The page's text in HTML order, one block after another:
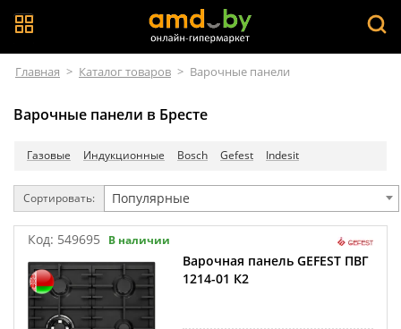
Главная > Каталог товаров > Варочные панели
Варочные панели в Бресте
Газовые Индукционные Bosch Gefest Indesit
Сортировать: Популярные
Код: 549695 В наличии
Варочная панель GEFEST ПВГ
1214-01 К2